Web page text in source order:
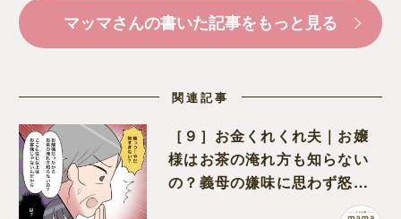
マッマさんの書いた記事をもっと見る
関連記事
［９］お金くれくれ夫｜お嬢
様はお茶の淹れ方も知らない
の？義母の嫌味に思わず怒り